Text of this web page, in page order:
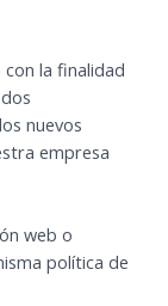
la finalidad
nuevos
empresa
web o
política de